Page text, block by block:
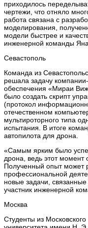
приходилось
чертежи, что отняло
работа связана с
моделирования,
модели быстрее и
инженерной команды Яна
Севастополь
Команда из
решала задачу
обеспечения «Мираи
было создать скрипт
(протокол
отечественном
мультироторного типа
испытания. В итоге
автопилота для дрона.
«Самым ярким было
дрона, ведь этот момент
Полученный опыт может
профессиональной
новые задачи,
участник инженерной
Москва
Студенты из Московского